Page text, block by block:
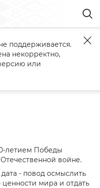
с 80-летием Великой Победы
летием Победы
войне.
- повод осмыслить
мира и отдать
поддерживается.
некорректно,
или